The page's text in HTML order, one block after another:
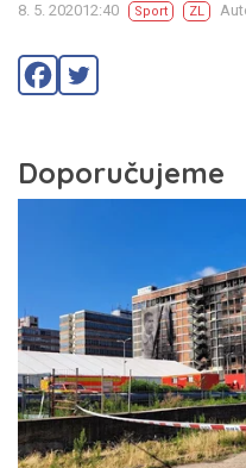
8. 5. 202012:40 Sport ZL